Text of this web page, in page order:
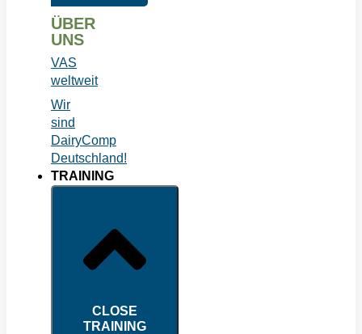
ÜBER
UNS
VAS
weltweit
Wir
sind
DairyComp
Deutschland!
TRAINING
CLOSE
TRAINING